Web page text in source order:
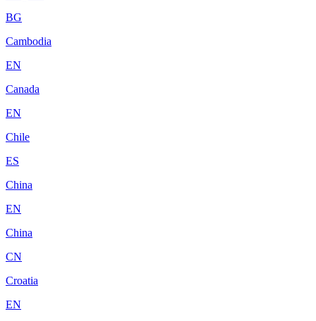
BG
Cambodia
EN
Canada
EN
Chile
ES
China
EN
China
CN
Croatia
EN